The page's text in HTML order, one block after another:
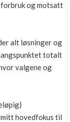
og motsatt
alt løsninger og
totalt
valgene og
hovedfokus til